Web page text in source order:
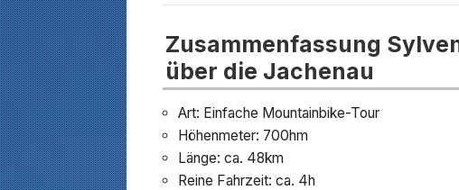
Zusammenfassung
über die Jachenau
Art: Einfache Mountainbike-Tour
Höhenmeter: 700hm
Länge: ca. 48km
Reine Fahrzeit: ca. 4h